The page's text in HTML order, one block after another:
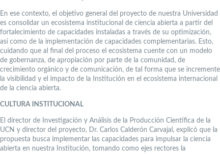
En ese contexto, el objetivo general del proyecto de nuestra Universidad
es consolidar un ecosistema institucional de ciencia abierta a partir del
fortalecimiento de capacidades instaladas a través de su optimización,
así como de la implementación de capacidades complementarias. Esto,
cuidando que al final del proceso el ecosistema cuente con un modelo
de gobernanza, de apropiación por parte de la comunidad, de
crecimiento orgánico y de comunicación, de tal forma que se incremente
la visibilidad y el impacto de la Institución en el ecosistema internacional
de la ciencia abierta.
CULTURA INSTITUCIONAL
El director de Investigación y Análisis de la Producción Científica de la
UCN y director del proyecto, Dr. Carlos Calderón Carvajal, explicó que la
propuesta busca implementar las capacidades para impulsar la ciencia
abierta en nuestra Institución, tomando como ejes rectores la